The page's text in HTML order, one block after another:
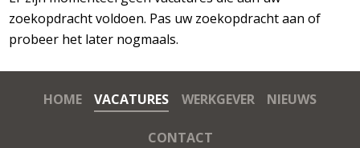
zoekopdracht voldoen. Pas uw zoekopdracht aan of
probeer het later nogmaals.
HOME VACATURES WERKGEVER NIEUWS
CONTACT